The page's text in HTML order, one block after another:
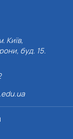
Київ,
буд. 15.